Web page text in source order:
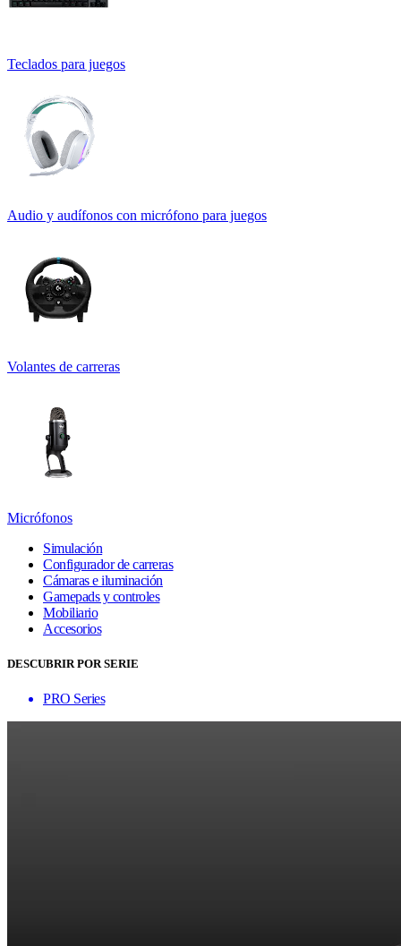
Teclados para juegos
Audio y audífonos con micrófono para juegos
Volantes de carreras
Micrófonos
Simulación
Configurador de carreras
Cámaras e iluminación
Gamepads y controles
Mobiliario
Accesorios
DESCUBRIR POR SERIE
PRO Series